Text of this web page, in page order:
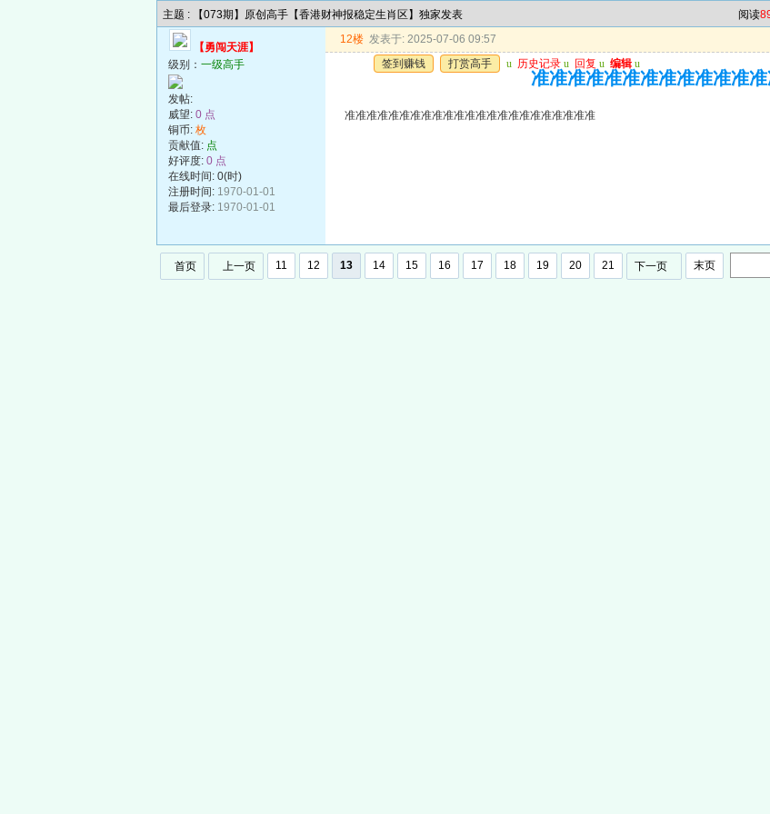
主题 : 【073期】原创高手【香港财神报稳定生肖区】独家发表 阅读
【勇闯天涯】
级别： 一级高手
发帖:
威望: 0 点
铜币: 枚
贡献值: 点
好评度: 0 点
在线时间: 0(时)
注册时间: 1970-01-01
最后登录: 1970-01-01
12楼 发表于: 2025-07-06 09:57
签到赚钱
打赏高手 u 历史记录 u 回复 u 编辑 u
准准准准准准准准准准准准
准准准准准准准准准准准准准准准准准准准准准准准
首页 上一页 11 12 13 14 15 16 17 18 19 20 21 下一页 末页